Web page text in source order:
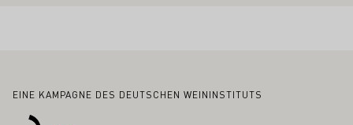
Fußbereich
EINE KAMPAGNE DES DEUTSCHEN WEININSTITUTS